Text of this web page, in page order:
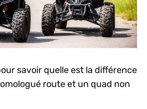
savoir quelle est la différence
route et un quad non